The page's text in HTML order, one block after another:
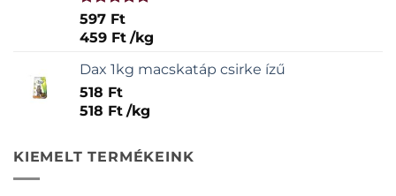
Értékelés:
5.00/ 5
597 Ft
459 Ft /kg
Dax 1kg macskatáp csirke ízű
518 Ft
518 Ft /kg
KIEMELT TERMÉKEINK